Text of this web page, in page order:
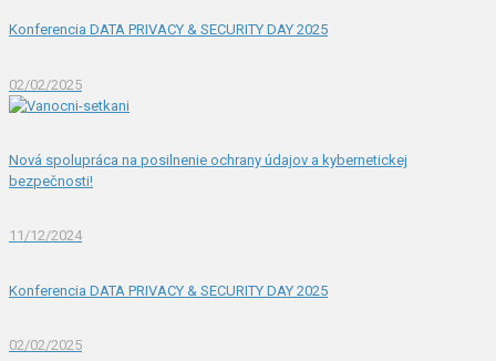
Konferencia DATA PRIVACY & SECURITY DAY 2025
02/02/2025
Nová spolupráca na posilnenie ochrany údajov a kybernetickej
bezpečnosti!
11/12/2024
Konferencia DATA PRIVACY & SECURITY DAY 2025
02/02/2025